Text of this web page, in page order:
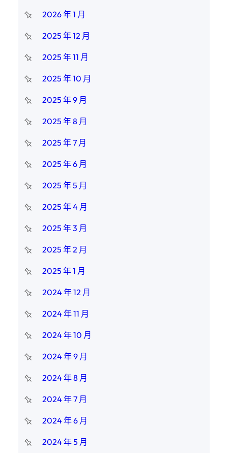
2026 年 1 月
2025 年 12 月
2025 年 11 月
2025 年 10 月
2025 年 9 月
2025 年 8 月
2025 年 7 月
2025 年 6 月
2025 年 5 月
2025 年 4 月
2025 年 3 月
2025 年 2 月
2025 年 1 月
2024 年 12 月
2024 年 11 月
2024 年 10 月
2024 年 9 月
2024 年 8 月
2024 年 7 月
2024 年 6 月
2024 年 5 月